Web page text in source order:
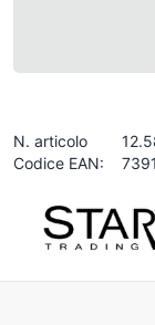
N. articolo
Codice EAN: